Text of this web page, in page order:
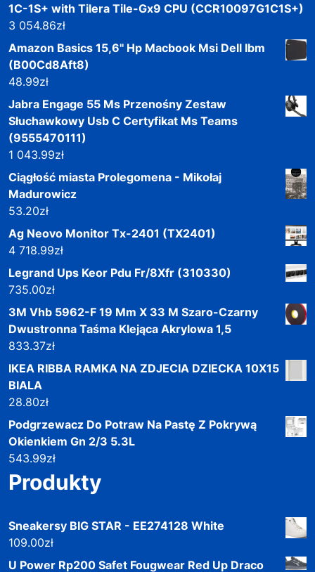
1C-1S+ with Tilera Tile-Gx9 CPU (CCR10097G1C1S+)
3 054.86zł
Amazon Basics 15,6'' Hp Macbook Msi Dell Ibm
(B00Cd8Aft8)
48.99zł
Jabra Engage 55 Ms Przenośny Zestaw
Słuchawkowy Usb C Certyfikat Ms Teams
(9555470111)
1 043.99zł
Ciągłość miasta Prolegomena - Mikołaj
Madurowicz
53.20zł
Ag Neovo Monitor Tx-2401 (TX2401)
4 718.99zł
Legrand Ups Keor Pdu Fr/8Xfr (310330)
735.00zł
3M Vhb 5962-F 19 Mm X 33 M Szaro-Czarny
Dwustronna Taśma Klejąca Akrylowa 1,5
833.37zł
IKEA RIBBA RAMKA NA ZDJECIA DZIECKA 10X15
BIALA
28.80zł
Podgrzewacz Do Potraw Na Pastę Z Pokrywą
Okienkiem Gn 2/3 5.3L
543.99zł
Produkty
Sneakersy BIG STAR - EE274128 White
109.00zł
U Power Rp200 Safet Fougwear Red Up Draco